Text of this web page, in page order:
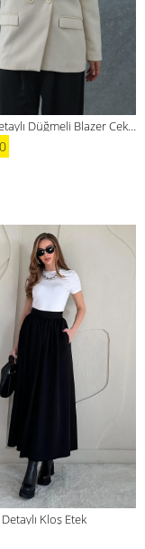
Bej Cep Detaylı Düğmeli Blazer Ceket
Kloş Etek